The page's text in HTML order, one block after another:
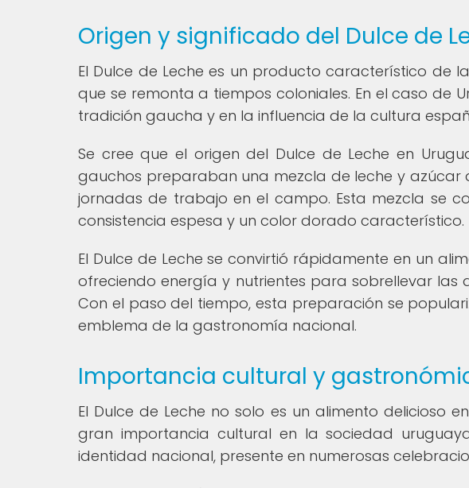
Origen y significado del Dulce de
El Dulce de Leche es un producto característico de
que se remonta a tiempos coloniales. En el caso de
tradición gaucha y en la influencia de la cultura
Se cree que el origen del Dulce de Leche en
gauchos preparaban una mezcla de leche y
jornadas de trabajo en el campo. Esta mezcla se
consistencia espesa y un color dorado característico.
El Dulce de Leche se convirtió rápidamente en un
ofreciendo energía y nutrientes para sobrellevar las
Con el paso del tiempo, esta preparación se
emblema de la gastronomía nacional.
Importancia cultural y
El Dulce de Leche no solo es un alimento delicioso
gran importancia cultural en la sociedad
identidad nacional, presente en numerosas